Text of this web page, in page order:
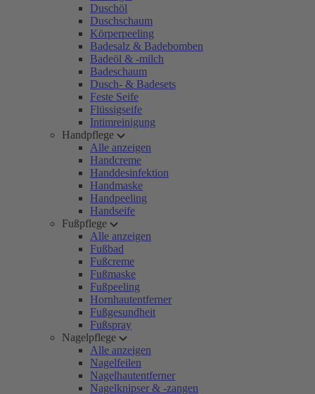
Duschöl
Duschschaum
Körperpeeling
Badesalz & Badebomben
Badeöl & -milch
Badeschaum
Dusch- & Badesets
Feste Seife
Flüssigseife
Intimreinigung
Handpflege
Alle anzeigen
Handcreme
Handdesinfektion
Handmaske
Handpeeling
Handseife
Fußpflege
Alle anzeigen
Fußbad
Fußcreme
Fußmaske
Fußpeeling
Hornhautentferner
Fußgesundheit
Fußspray
Nagelpflege
Alle anzeigen
Nagelfeilen
Nagelhautentferner
Nagelknipser & -zangen